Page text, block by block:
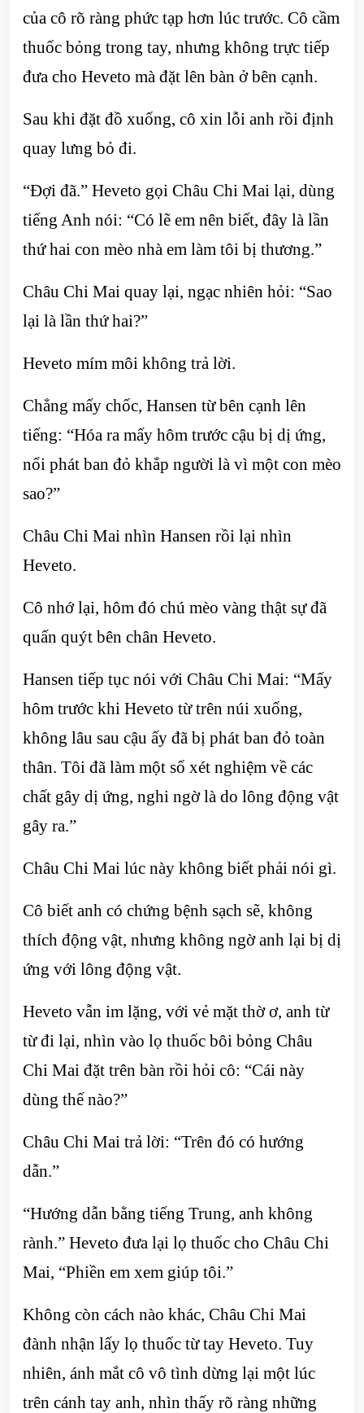
của cô rõ ràng phức tạp hơn lúc trước. Cô cầm
thuốc bỏng trong tay, nhưng không trực tiếp
đưa cho Heveto mà đặt lên bàn ở bên cạnh.
Sau khi đặt đồ xuống, cô xin lỗi anh rồi định
quay lưng bỏ đi.
“Đợi đã.” Heveto gọi Châu Chi Mai lại, dùng
tiếng Anh nói: “Có lẽ em nên biết, đây là lần
thứ hai con mèo nhà em làm tôi bị thương.”
Châu Chi Mai quay lại, ngạc nhiên hỏi: “Sao
lại là lần thứ hai?”
Heveto mím môi không trả lời.
Chẳng mấy chốc, Hansen từ bên cạnh lên
tiếng: “Hóa ra mấy hôm trước cậu bị dị ứng,
nổi phát ban đỏ khắp người là vì một con mèo
sao?”
Châu Chi Mai nhìn Hansen rồi lại nhìn
Heveto.
Cô nhớ lại, hôm đó chú mèo vàng thật sự đã
quấn quýt bên chân Heveto.
Hansen tiếp tục nói với Châu Chi Mai: “Mấy
hôm trước khi Heveto từ trên núi xuống,
không lâu sau cậu ấy đã bị phát ban đỏ toàn
thân. Tôi đã làm một số xét nghiệm về các
chất gây dị ứng, nghi ngờ là do lông động vật
gây ra.”
Châu Chi Mai lúc này không biết phải nói gì.
Cô biết anh có chứng bệnh sạch sẽ, không
thích động vật, nhưng không ngờ anh lại bị dị
ứng với lông động vật.
Heveto vẫn im lặng, với vẻ mặt thờ ơ, anh từ
từ đi lại, nhìn vào lọ thuốc bôi bỏng Châu
Chi Mai đặt trên bàn rồi hỏi cô: “Cái này
dùng thế nào?”
Châu Chi Mai trả lời: “Trên đó có hướng
dẫn.”
“Hướng dẫn bằng tiếng Trung, anh không
rành.” Heveto đưa lại lọ thuốc cho Châu Chi
Mai, “Phiền em xem giúp tôi.”
Không còn cách nào khác, Châu Chi Mai
đành nhận lấy lọ thuốc từ tay Heveto. Tuy
nhiên, ánh mắt cô vô tình dừng lại một lúc
trên cánh tay anh, nhìn thấy rõ ràng những